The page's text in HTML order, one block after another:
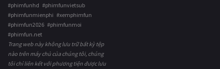
#phimfunhd #phimfunvietsub
#phimfunmienphi #xemphimfun
#phimfun2026 #phimfunmoi
#phimfun.net
Trang web này không lưu trữ bất kỳ tệp
nào trên máy chủ của chúng tôi, chúng
tôi chỉ liên kết với phương tiện được lưu